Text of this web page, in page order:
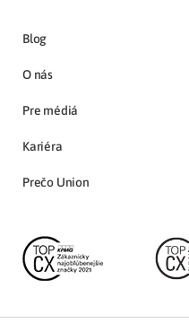
Blog
O nás
Pre médiá
Kariéra
Prečo Union